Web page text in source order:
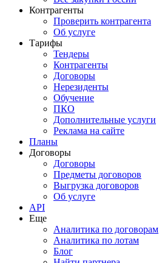
Контрагенты
Проверить контрагента
Об услуге
Тарифы
Тендеры
Контрагенты
Договоры
Нерезиденты
Обучение
ПКО
Дополнительные услуги
Реклама на сайте
Планы
Договоры
Договоры
Предметы договоров
Выгрузка договоров
Об услуге
API
Еще
Аналитика по договорам
Аналитика по лотам
Блог